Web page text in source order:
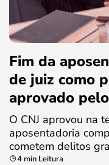
Fim da
de juiz como
aprovado
O CNJ aprovou na
aposentadoria
cometem delitos
4 min Leitura